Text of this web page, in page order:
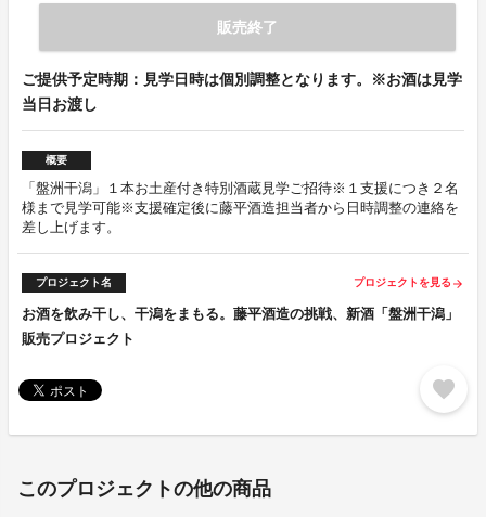
販売終了
ご提供予定時期：見学日時は個別調整となります。※お酒は見学
当日お渡し
概要
「盤洲干潟」１本お土産付き特別酒蔵見学ご招待※１支援につき２名
様まで見学可能※支援確定後に藤平酒造担当者から日時調整の連絡を
差し上げます。
プロジェクト名 プロジェクトを見る arrow_forward
お酒を飲み干し、干潟をまもる。藤平酒造の挑戦、新酒「盤洲干潟」
販売プロジェクト
favorite
このプロジェクトの他の商品